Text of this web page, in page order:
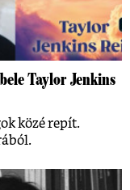
Taylor Jenkins
közé repít.